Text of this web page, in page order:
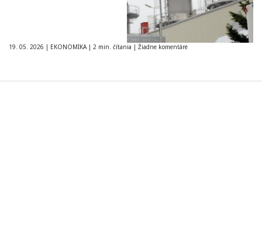
19. 05. 2026 | EKONOMIKA | 2 min. čítania | Žiadne komentáre